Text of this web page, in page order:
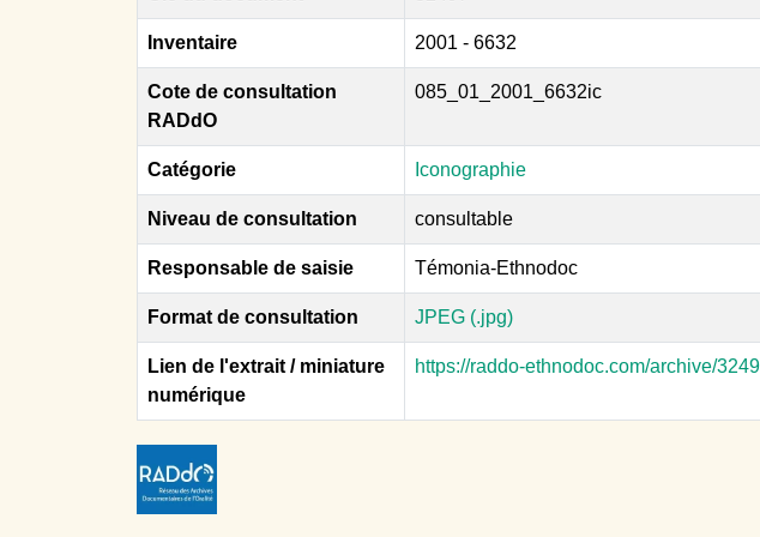
Inventaire 2001 - 6632
Cote de consultation
RADdO
085_01_2001_6632ic
Catégorie Iconographie
Niveau de consultation consultable
Responsable de saisie Témonia-Ethnodoc
Format de consultation JPEG (.jpg)
Lien de l'extrait / miniature
numérique
https://raddo-ethnodoc.com/archive/